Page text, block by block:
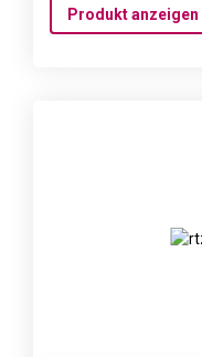
Produkt anzeigen